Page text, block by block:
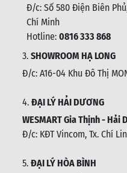
Đ/c: Số 580 Điện Biên
Chí Minh
Hotline: 0816 333 868
3. SHOWROOM HẠ LONG
Đ/c: A16-04 Khu Đô Thị
4. ĐẠI LÝ HẢI DƯƠNG
WESMART Gia Thịnh - Hải
Đ/c: KĐT Vincom, Tx. Chí
5. ĐẠI LÝ HÒA BÌNH